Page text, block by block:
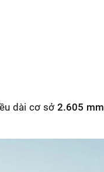
dài cơ sở 2.605 mm